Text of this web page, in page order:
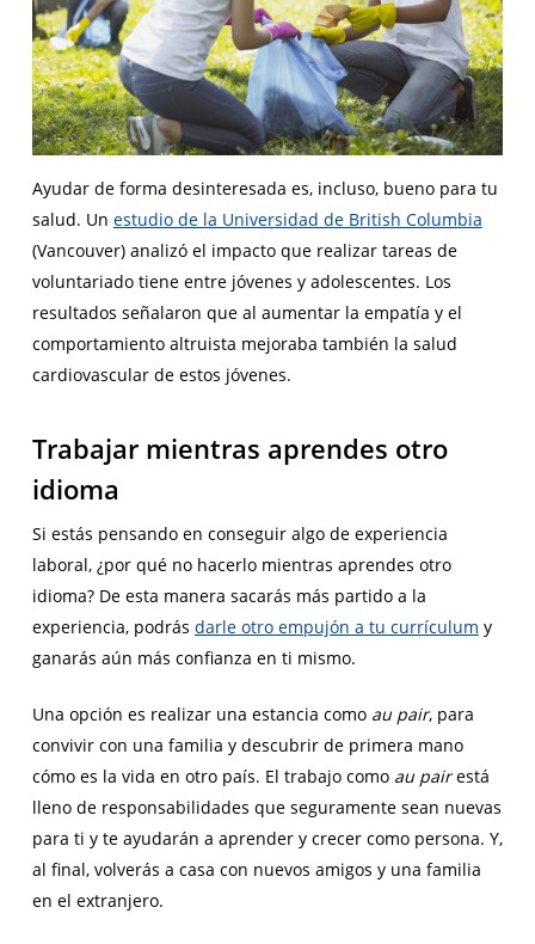
Ayudar de forma desinteresada es, incluso, bueno para tu
salud. Un estudio de la Universidad de British Columbia
(Vancouver) analizó el impacto que realizar tareas de
voluntariado tiene entre jóvenes y adolescentes. Los
resultados señalaron que al aumentar la empatía y el
comportamiento altruista mejoraba también la salud
cardiovascular de estos jóvenes.
Trabajar mientras aprendes otro
idioma
Si estás pensando en conseguir algo de experiencia
laboral, ¿por qué no hacerlo mientras aprendes otro
idioma? De esta manera sacarás más partido a la
experiencia, podrás darle otro empujón a tu currículum y
ganarás aún más confianza en ti mismo.
Una opción es realizar una estancia como au pair, para
convivir con una familia y descubrir de primera mano
cómo es la vida en otro país. El trabajo como au pairestá
lleno de responsabilidades que seguramente sean nuevas
para ti y te ayudarán a aprender y crecer como persona. Y,
al final, volverás a casa con nuevos amigos y una familia
en el extranjero.